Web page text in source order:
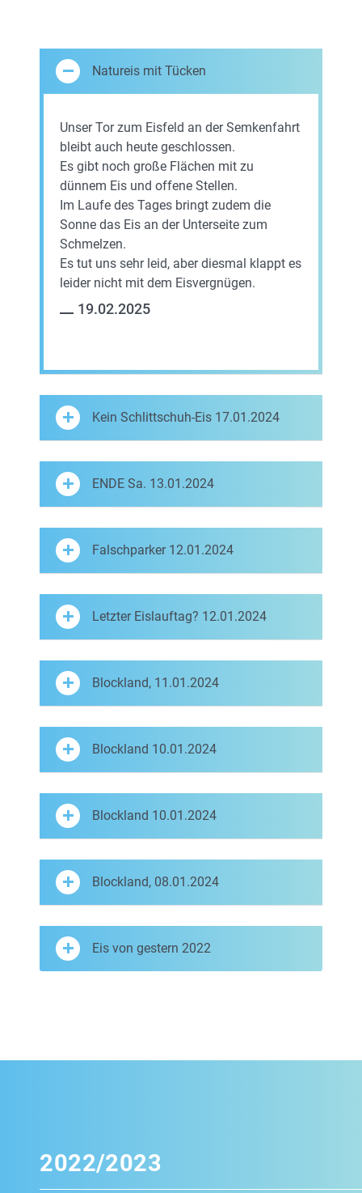
Natureis mit Tücken
Unser Tor zum Eisfeld an der Semkenfahrt
bleibt auch heute geschlossen.
Es gibt noch große Flächen mit zu
dünnem Eis und offene Stellen.
Im Laufe des Tages bringt zudem die
Sonne das Eis an der Unterseite zum
Schmelzen.
Es tut uns sehr leid, aber diesmal klappt es
leider nicht mit dem Eisvergnügen.
19.02.2025
Kein Schlittschuh-Eis 17.01.2024
ENDE Sa. 13.01.2024
Falschparker 12.01.2024
Letzter Eislauftag? 12.01.2024
Blockland, 11.01.2024
Blockland 10.01.2024
Blockland 10.01.2024
Blockland, 08.01.2024
Eis von gestern 2022
2022/2023